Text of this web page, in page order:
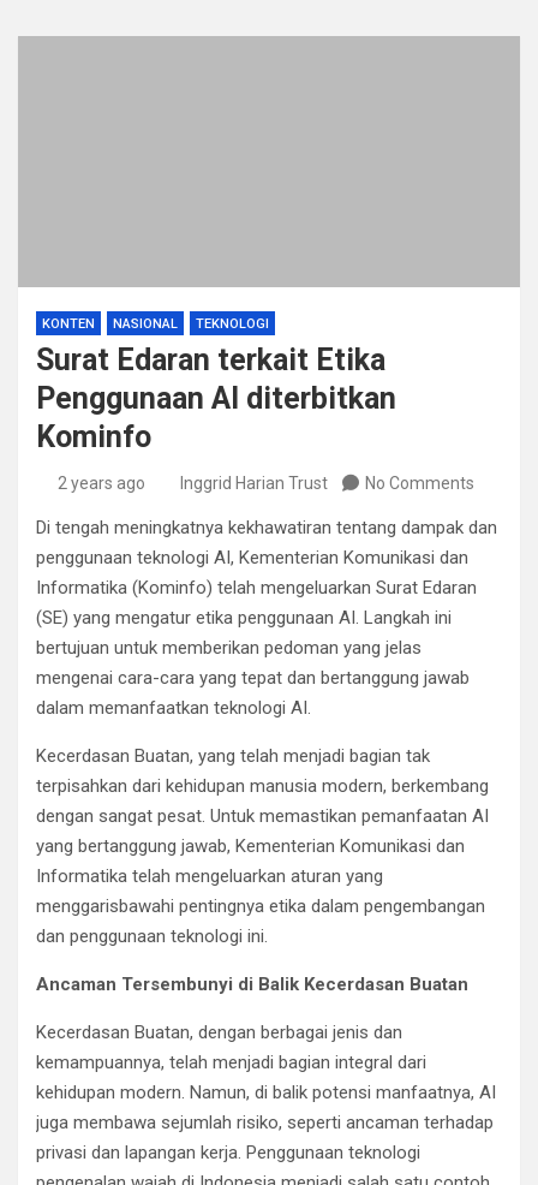
KONTEN NASIONAL TEKNOLOGI
Surat Edaran terkait Etika
Penggunaan AI diterbitkan
Kominfo
2 years ago Inggrid Harian Trust No Comments
Di tengah meningkatnya kekhawatiran tentang dampak dan
penggunaan teknologi AI, Kementerian Komunikasi dan
Informatika (Kominfo) telah mengeluarkan Surat Edaran
(SE) yang mengatur etika penggunaan AI. Langkah ini
bertujuan untuk memberikan pedoman yang jelas
mengenai cara-cara yang tepat dan bertanggung jawab
dalam memanfaatkan teknologi AI.
Kecerdasan Buatan, yang telah menjadi bagian tak
terpisahkan dari kehidupan manusia modern, berkembang
dengan sangat pesat. Untuk memastikan pemanfaatan AI
yang bertanggung jawab, Kementerian Komunikasi dan
Informatika telah mengeluarkan aturan yang
menggarisbawahi pentingnya etika dalam pengembangan
dan penggunaan teknologi ini.
Ancaman Tersembunyi di Balik Kecerdasan Buatan
Kecerdasan Buatan, dengan berbagai jenis dan
kemampuannya, telah menjadi bagian integral dari
kehidupan modern. Namun, di balik potensi manfaatnya, AI
juga membawa sejumlah risiko, seperti ancaman terhadap
privasi dan lapangan kerja. Penggunaan teknologi